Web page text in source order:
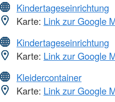
Kindertageseinrichtung
Karte: Link zur Google
Kindertageseinrichtung
Karte: Link zur Google
Kleidercontainer
Karte: Link zur Google